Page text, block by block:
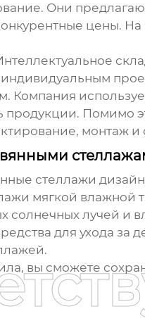
Они
цены.
Компания
продукции. Помимо
монтаж
стеллажи дизайн
мягкой влажной
солнечных лучей и
для ухода за
вы сможете